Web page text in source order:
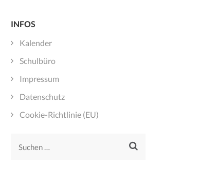
INFOS
Kalender
Schulbüro
Impressum
Datenschutz
Cookie-Richtlinie (EU)
Suchen